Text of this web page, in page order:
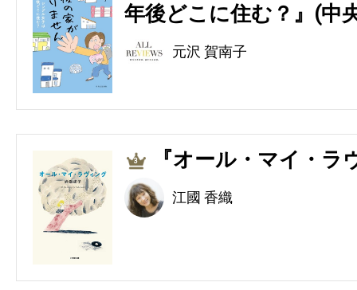
年後どこに住む？』(中
元沢 賀南子
3 『オール・マイ・ラ
江國 香織